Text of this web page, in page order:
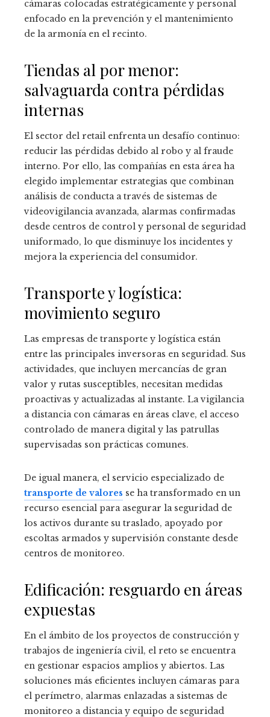
cámaras colocadas estratégicamente y personal
enfocado en la prevención y el mantenimiento
de la armonía en el recinto.
Tiendas al por menor:
salvaguarda contra pérdidas
internas
El sector del retail enfrenta un desafío continuo:
reducir las pérdidas debido al robo y al fraude
interno. Por ello, las compañías en esta área ha
elegido implementar estrategias que combinan
análisis de conducta a través de sistemas de
videovigilancia avanzada, alarmas confirmadas
desde centros de control y personal de seguridad
uniformado, lo que disminuye los incidentes y
mejora la experiencia del consumidor.
Transporte y logística:
movimiento seguro
Las empresas de transporte y logística están
entre las principales inversoras en seguridad. Sus
actividades, que incluyen mercancías de gran
valor y rutas susceptibles, necesitan medidas
proactivas y actualizadas al instante. La vigilancia
a distancia con cámaras en áreas clave, el acceso
controlado de manera digital y las patrullas
supervisadas son prácticas comunes.
De igual manera, el servicio especializado de
transporte de valores se ha transformado en un
recurso esencial para asegurar la seguridad de
los activos durante su traslado, apoyado por
escoltas armados y supervisión constante desde
centros de monitoreo.
Edificación: resguardo en áreas
expuestas
En el ámbito de los proyectos de construcción y
trabajos de ingeniería civil, el reto se encuentra
en gestionar espacios amplios y abiertos. Las
soluciones más eficientes incluyen cámaras para
el perímetro, alarmas enlazadas a sistemas de
monitoreo a distancia y equipo de seguridad